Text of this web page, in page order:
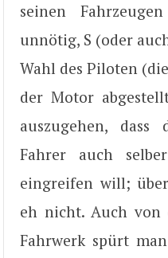
seinen
unnötig, S (oder
Wahl des Piloten
der Motor
auszugehen,
Fahrer auch
eingreifen will;
eh nicht. Auch von
Fahrwerk spürt